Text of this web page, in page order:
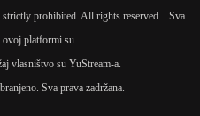
prohibited. All rights reserved… Sva
ovoj platformi su
vlasništvo su YuStream-a.
Sva prava zadržana.